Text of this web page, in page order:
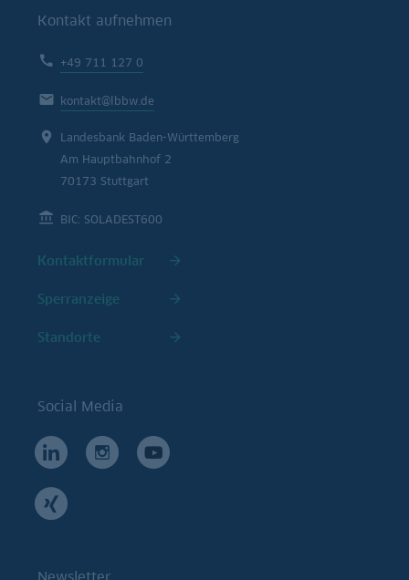
Kontakt aufnehmen
+49 711 127 0
kontakt@lbbw.de
Landesbank Baden-Württemberg
Am Hauptbahnhof 2
70173 Stuttgart
BIC: SOLADEST600
Kontaktformular
Sperranzeige
Standorte
Social Media
Newsletter